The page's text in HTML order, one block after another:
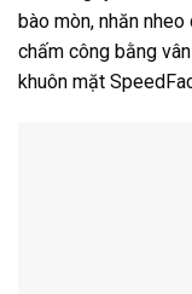
bào mòn, nhăn
chấm công bằng
khuôn mặt